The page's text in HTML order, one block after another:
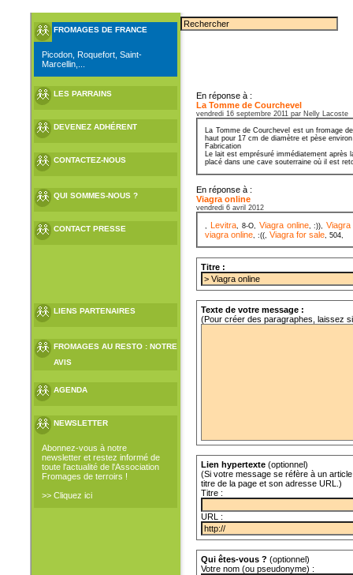
FROMAGES DE FRANCE
Picodon, Roquefort, Saint-
Marcellin,...
LES PARRAINS
DEVENEZ ADHÉRENT
CONTACTEZ-NOUS
QUI SOMMES-NOUS ?
CONTACT PRESSE
LIENS PARTENAIRES
FROMAGES AU RESTO : NOTRE
AVIS
AGENDA
NEWSLETTER
Abonnez-vous à notre
newsletter et restez informé de
toute l'actualité de l'Association
Fromages de terroirs !
>> Cliquez ici
En réponse à :
La Tomme de Courchevel
vendredi 16 septembre 2011 par Nelly Lacoste
La Tomme de Courchevel est un fromage
haut pour 17 cm de diamètre et pèse
Fabrication
Le lait est emprésuré immédiatement
placé dans une cave souterraine où il est
En réponse à :
Viagra online
vendredi 6 avril 2012
, Levitra, 8-O, Viagra online, :)),
viagra online, :((,Viagra for sale, 504,
Titre :
Texte de votre message :
(Pour créer des paragraphes, laissez
Lien hypertexte (optionnel)
(Si votre message se réfère à un
titre de la page et son adresse URL.)
Titre :
URL :
Qui êtes-vous ? (optionnel)
Votre nom (ou pseudonyme) :